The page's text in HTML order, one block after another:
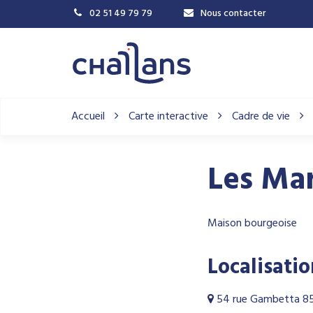
02 51 49 79 79 Nous contacter
Accueil Carte interactive Cadre de vie
Les
Maison bourgeoise
54 rue Gambetta